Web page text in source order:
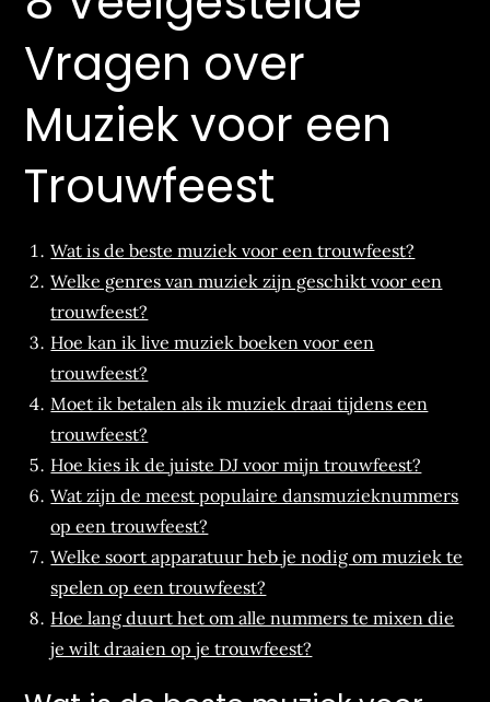
Vragen over
Muziek voor een
Trouwfeest
Wat is de beste muziek voor een trouwfeest?
Welke genres van muziek zijn geschikt voor een
trouwfeest?
Hoe kan ik live muziek boeken voor een
trouwfeest?
Moet ik betalen als ik muziek draai tijdens een
trouwfeest?
Hoe kies ik de juiste DJ voor mijn trouwfeest?
Wat zijn de meest populaire dansmuzieknummers
op een trouwfeest?
Welke soort apparatuur heb je nodig om muziek te
spelen op een trouwfeest?
Hoe lang duurt het om alle nummers te mixen die
je wilt draaien op je trouwfeest?